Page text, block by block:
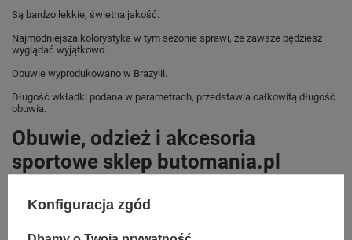
Są bardzo lekkie, świetna jakość.
Najmodniejsza kolorystyka w tym sezonie sprawi, że zawsze będziesz
wyglądać wyjątkowo.
Obuwie wyprodukowano w Brazylii.
Długość wkładki podana w parametrach, przedstawia całkowitą długość
obuwia.
Obuwie, odzież i akcesoria
sportowe sklep butomania.pl
Zobacz jakie rozmiary są dostępne.
Konfiguracja zgód